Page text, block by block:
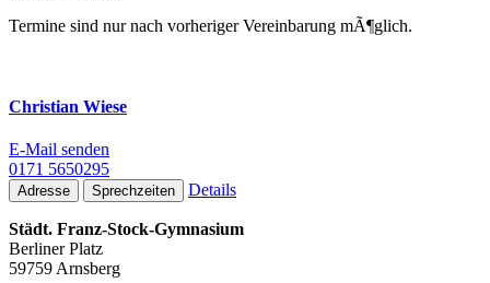
Termine sind nur nach vorheriger Vereinbarung mÃ¶glich.
Christian Wiese
E-Mail senden
0171 5650295
Adresse Sprechzeiten Details
Städt. Franz-Stock-Gymnasium
Berliner Platz
59759 Arnsberg